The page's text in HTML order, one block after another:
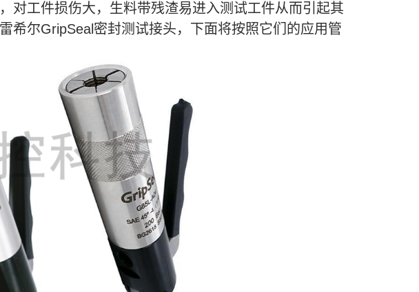
对工件损伤大，生料带残渣易进入测试工件从而引起其
希尔GripSeal密封测试接头，下面将按照它们的应用管